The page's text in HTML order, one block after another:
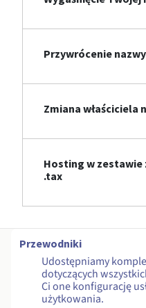
Przywrócenie
Zmiana właściciela
Hosting w zestawie
.tax
Przewodniki
Udostępniamy
dotyczących
Ci one konfigurację
użytkowania.